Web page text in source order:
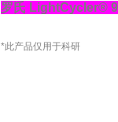
罗氏 LightCycler®
*此产品仅用于科研